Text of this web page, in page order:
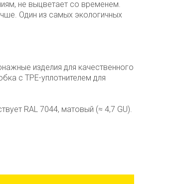
не выцветает со временем.
Один из самых экологичных
изделия для качественного
с TPE-уплотнителем для
RAL 7044, матовый (≈ 4,7 GU).